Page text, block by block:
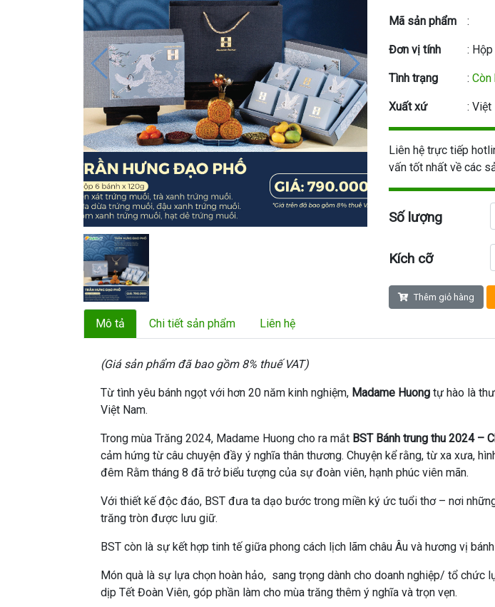
Mã sản phẩm :
Đơn vị tính : Hộp
Tình trạng : Còn
Xuất xứ : Việt
Liên hệ trực tiếp
vấn tốt nhất về các
Số lượng
Kích cỡ
Thêm giỏ hàng
Mô tả Chi tiết sản phẩm Liên hệ
(Giá sản phẩm đã bao gồm 8% thuế VAT)
Từ tình yêu bánh ngọt với hơn 20 năm kinh nghiệm, Madame Huong tự hào là
Việt Nam.
Trong mùa Trăng 2024, Madame Huong cho ra mắt BST Bánh trung thu 2024 –
cảm hứng từ câu chuyện đầy ý nghĩa thân thương. Chuyện kể rằng, từ xa xưa,
đêm Rằm tháng 8 đã trở biểu tượng của sự đoàn viên, hạnh phúc viên mãn.
Với thiết kế độc đáo, BST đưa ta dạo bước trong miền ký ức tuổi thơ – nơi
trăng tròn được lưu giữ.
BST còn là sự kết hợp tinh tế giữa phong cách lịch lãm châu Âu và hương vị
Món quà là sự lựa chọn hoàn hảo, sang trọng dành cho doanh nghiệp/ tổ chức
dịp Tết Đoàn Viên, góp phần làm cho mùa trăng thêm ý nghĩa và trọn vẹn.